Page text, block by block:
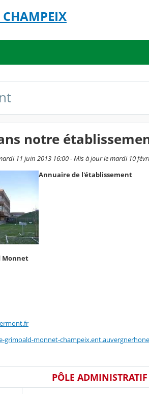
notre
11 juin 2013 16:00 - Mis à jour le mardi 10
Annuaire de l'établissement
Monnet
grimoald-monnet-
PÔLE ADMINISTRATIF